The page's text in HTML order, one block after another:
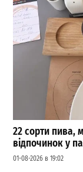
22 сорти пива,
відпочинок у
01-08-2026 в 19:02